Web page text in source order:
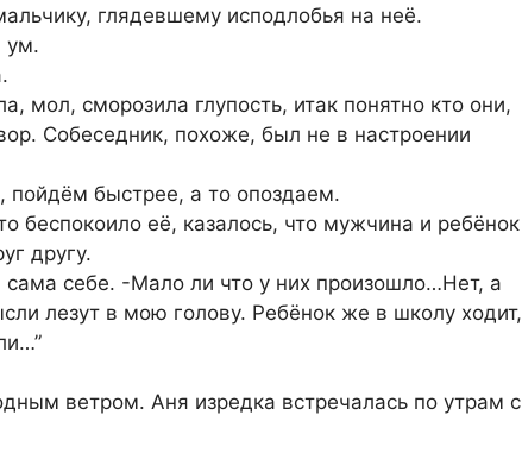
глядевшему исподлобья на неё.
ум.
сморозила глупость, итак понятно кто они,
Собеседник, похоже, был не в настроении
пойдём быстрее, а то опоздаем.
беспокоило её, казалось, что мужчина и ребёнок
другу.
сама себе. -Мало ли что у них произошло…Нет, а
лезут в мою голову. Ребёнок же в школу ходит,
ветром. Аня изредка встречалась по утрам с